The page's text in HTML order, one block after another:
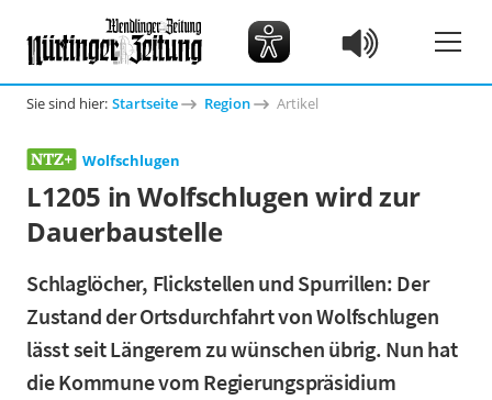
Sie sind hier: Startseite Region Artikel
Wolfschlugen
L1205 in Wolfschlugen wird zur
Dauerbaustelle
Schlaglöcher, Flickstellen und Spurrillen: Der
Zustand der Ortsdurchfahrt von Wolfschlugen
lässt seit Längerem zu wünschen übrig. Nun hat
die Kommune vom Regierungspräsidium